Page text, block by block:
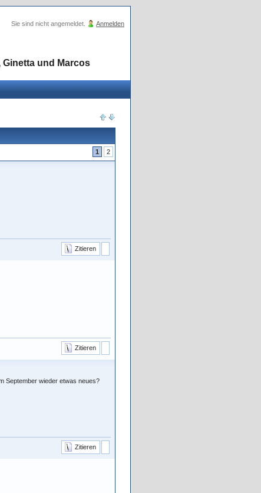
Sie sind nicht angemeldet. Anmelden
und Marcos
1 2
Zitieren
Zitieren
September wieder etwas neues?
Zitieren